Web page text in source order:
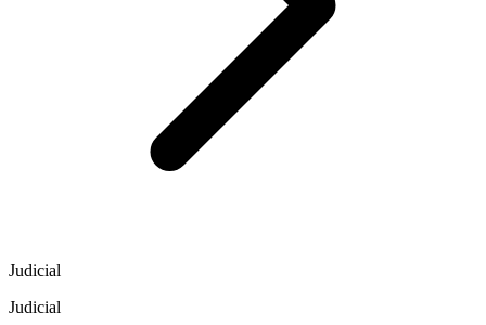
Judicial
Judicial